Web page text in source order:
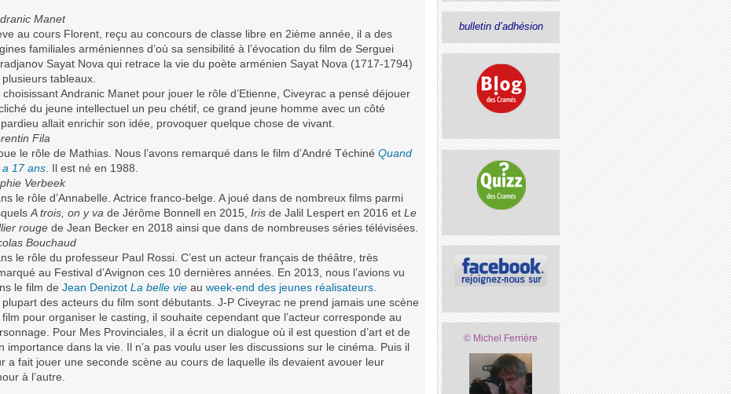
Manet
au cours Florent, reçu au concours de classe libre en 2ième année, il a des
familiales arméniennes d’où sa sensibilité à l’évocation du film de Serguei
Sayat Nova qui retrace la vie du poète arménien Sayat Nova (1717-1794)
tableaux.
choisissant Andranic Manet pour jouer le rôle d’Etienne, Civeyrac a pensé déjouer
du jeune intellectuel un peu chétif, ce grand jeune homme avec un côté
allait enrichir son idée, provoquer quelque chose de vivant.
Fila
le rôle de Mathias. Nous l’avons remarqué dans le film d’André Téchiné Quand
a 17 ans. Il est né en 1988.
Verbeek
le rôle d’Annabelle. Actrice franco-belge. A joué dans de nombreux films parmi
A trois, on y va de Jérôme Bonnell en 2015, Irisde Jalil Lespert en 2016 et Le
rougede Jean Becker en 2018 ainsi que dans de nombreuses séries télévisées.
Bouchaud
le rôle du professeur Paul Rossi. C’est un acteur français de théâtre, très
au Festival d’Avignon ces 10 dernières années. En 2013, nous l’avions vu
le film de Jean Denizot La belle vie au week-end des jeunes réalisateurs.
plupart des acteurs du film sont débutants. J-P Civeyrac ne prend jamais une scène
film pour organiser le casting, il souhaite cependant que l’acteur corresponde au
Pour Mes Provinciales, il a écrit un dialogue où il est question d’art et de
importance dans la vie. Il n’a pas voulu user les discussions sur le cinéma. Puis il
a fait jouer une seconde scène au cours de laquelle ils devaient avouer leur
à l’autre.
bulletin d’adhésion
© Michel Ferrière